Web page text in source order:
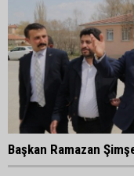
Başkan Ramazan